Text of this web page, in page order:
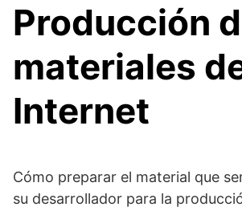
Producción
materiales
Internet
Cómo preparar el material que
su desarrollador para la